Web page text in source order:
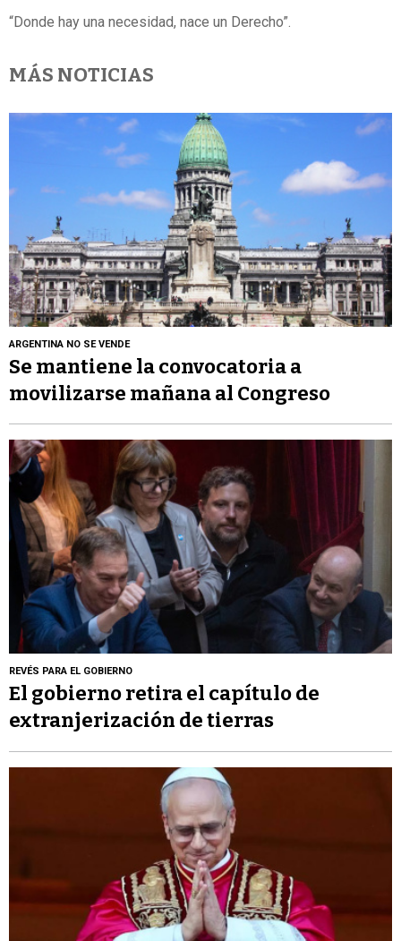
“Donde hay una necesidad, nace un Derecho”.
MÁS NOTICIAS
ARGENTINA NO SE VENDE
Se mantiene la convocatoria a
movilizarse mañana al Congreso
REVÉS PARA EL GOBIERNO
El gobierno retira el capítulo de
extranjerización de tierras